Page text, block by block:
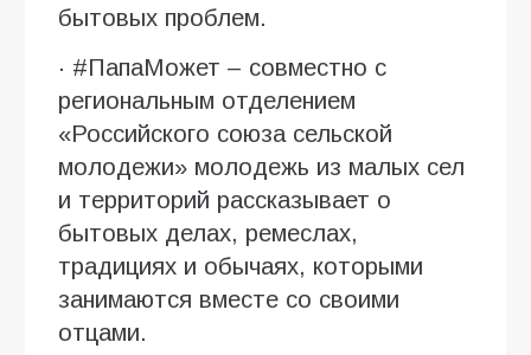
бытовых проблем.
· #ПапаМожет – совместно с
региональным отделением
«Российского союза сельской
молодежи» молодежь из малых сел
и территорий рассказывает о
бытовых делах, ремеслах,
традициях и обычаях, которыми
занимаются вместе со своими
отцами.